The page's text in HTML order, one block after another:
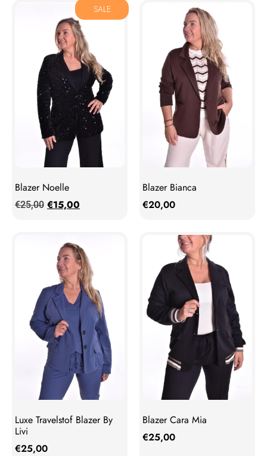
SALE
Blazer Noelle
€25,00 €15,00
Blazer Bianca
€20,00
Luxe Travelstof Blazer By
Livi
€25,00
Blazer Cara Mia
€25,00